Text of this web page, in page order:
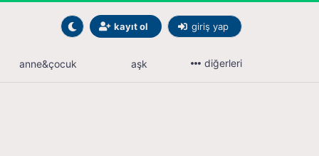
kayıt ol giriş yap
anne&çocuk aşk diğerleri